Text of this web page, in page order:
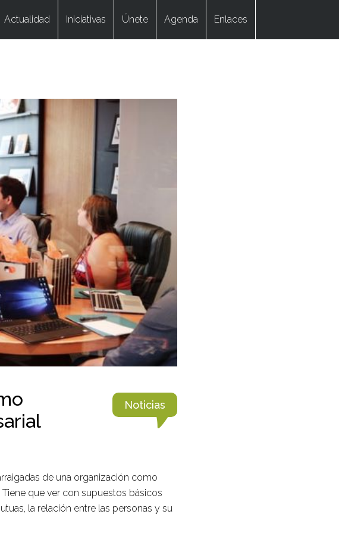
Actualidad Iniciativas Únete Agenda Enlaces
Noticias
de una organización como
que ver con supuestos básicos
la relación entre las personas y su